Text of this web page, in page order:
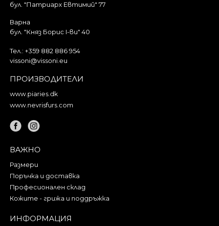
бул. "Патриарх Евтимий" 77
Варна
бул. "Княз Борис I-ви" 40
Тел.: +359 882 886 954
vissoni@vissoni.eu
ПРОИЗВОДИТЕЛИ
www.piaries.dk
www.nevrisfurs.com
ВАЖНО
Размери
Поръчка и доставка
Професионален склад
Кожите - грижа и поддръжка
ИНФОРМАЦИЯ